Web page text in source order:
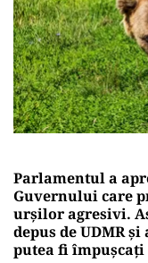
Parlamentul a
Guvernului care
urșilor agresivi.
depus de UDMR
putea fi